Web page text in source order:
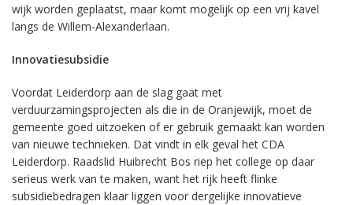
wijk worden geplaatst, maar komt mogelijk op een vrij kavel
langs de Willem-Alexanderlaan.
Innovatiesubsidie
Voordat Leiderdorp aan de slag gaat met
verduurzamingsprojecten als die in de Oranjewijk, moet de
gemeente goed uitzoeken of er gebruik gemaakt kan worden
van nieuwe technieken. Dat vindt in elk geval het CDA
Leiderdorp. Raadslid Huibrecht Bos riep het college op daar
serieus werk van te maken, want het rijk heeft flinke
subsidiebedragen klaar liggen voor dergelijke innovatieve